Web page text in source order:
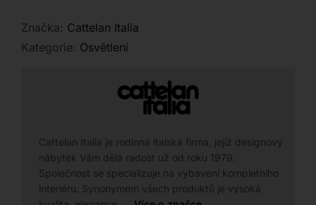
Značka: Cattelan Italia
Kategorie: Osvětlení
Cattelan Italia je rodinná italská firma, jejíž designový
nábytek Vám dělá radost už od roku 1979.
Společnost se specializuje na vybavení kompletního
interiéru. Synonymem všech produktů je vysoká